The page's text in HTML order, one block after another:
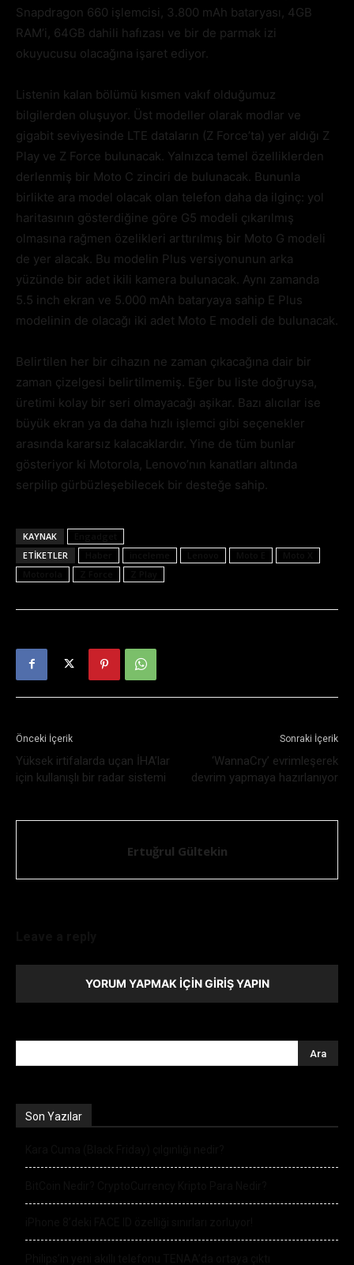
Snapdragon 660 işlemcisi, 3.800 mAh bataryası, 4GB
RAM’i, 64GB dahili hafızası ve bir de parmak izi
okuyucusu olacağına işaret ediyor.
Listenin kalan bölümü kısmen vakıf olduğumuz
bilgilerden oluşuyor. Üst modeller olarak modlar ve
gigabit seviyesinde LTE dataların (Z Force’ta) yer aldığı Z
Play ve Z Force bulunacak. Yalnızca temel özelliklerden
derlenmiş bir Moto C zinciri de bulunacak. Bununla
birlikte ara model olacak olan telefon daha da ilginç: yol
haritasının gösterdiğine göre G5 modeli çıkarılmış
olmasına rağmen özelikleri arttırılmış bir Moto G modeli
de yer alacak. Bu modelin Plus versiyonunun arka
yüzünde bir adet ikili kamera bulunacak. Aynı zamanda
5.5 inch ekran ve 5.000 mAh bataryaya sahip E Plus
modelinin de olacağı iki adet Moto E modeli de bulunacak.
Belirtilen her bir cihazın ne zaman çıkacağına dair bir
zaman çizelgesi belirtilmemiş. Eğer bu liste doğruysa,
üretimi kolay bir seri olmayacağı aşikar. Bazı alıcılar ise
büyük ekran ya da daha hızlı işlemci gibi seçenekler
arasında kararsız kalacaklardır. Yine de tüm bunlar
gösteriyor ki Motorola, Lenovo’nın kanatları altında
serpilip gürbüzleşebilecek bir desteğe sahip.
KAYNAK
ETIKETLER
Önceki İçerik
Yüksek irtifalarda uçan İHA’lar
için kullanışlı bir radar sistemi
Sonraki İçerik
‘WannaCry’ evrimleşerek
devrim yapmaya hazırlanıyor
Ertuğrul Gültekin
YORUM YAPMAK İÇIN GIRIŞ YAPIN
Son Yazılar